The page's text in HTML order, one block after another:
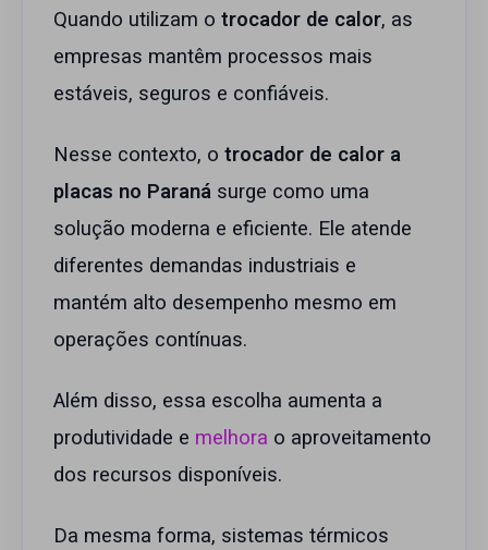
Quando utilizam o trocador de calor, as
empresas mantêm processos mais
estáveis, seguros e confiáveis.
Nesse contexto, o trocador de calor a
placas no Paraná surge como uma
solução moderna e eficiente. Ele atende
diferentes demandas industriais e
mantém alto desempenho mesmo em
operações contínuas.
Além disso, essa escolha aumenta a
produtividade e melhora o aproveitamento
dos recursos disponíveis.
Da mesma forma, sistemas térmicos